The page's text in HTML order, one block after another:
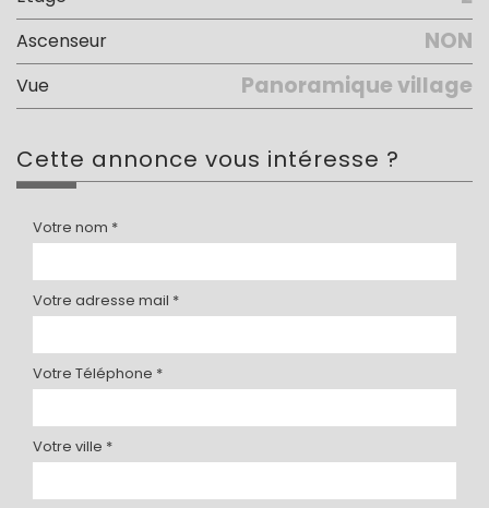
Ascenseur NON
Vue Panoramique village
cette annonce vous intéresse ?
Votre nom *
Votre adresse mail *
Votre Téléphone *
Votre ville *